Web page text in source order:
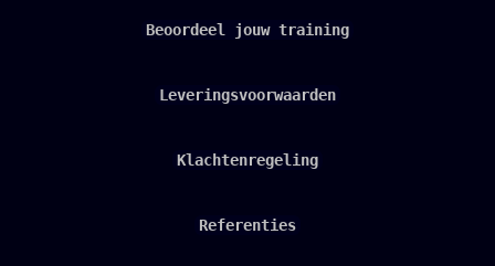
Beoordeel jouw training
Leveringsvoorwaarden
Klachtenregeling
Referenties